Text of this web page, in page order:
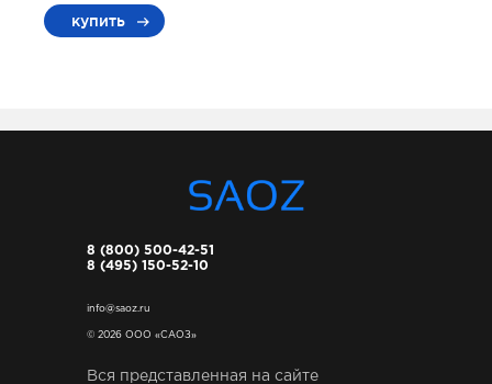
купить
8 (800) 500-42-51
8 (495) 150-52-10
info@saoz.ru
© 2026 ООО «САОЗ»
Вся представленная на сайте